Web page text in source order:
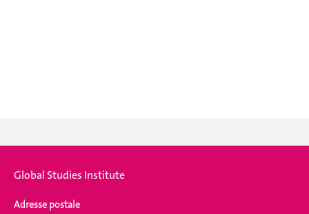
Global Studies Institute
Adresse postale